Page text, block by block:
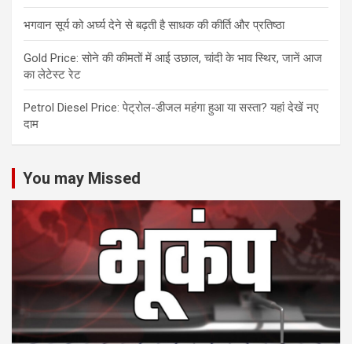
भगवान सूर्य को अर्घ्य देने से बढ़ती है साधक की कीर्ति और प्रतिष्ठा
Gold Price: सोने की कीमतों में आई उछाल, चांदी के भाव स्थिर, जानें आज
का लेटेस्ट रेट
Petrol Diesel Price: पेट्रोल-डीजल महंगा हुआ या सस्ता? यहां देखें नए
दाम
You may Missed